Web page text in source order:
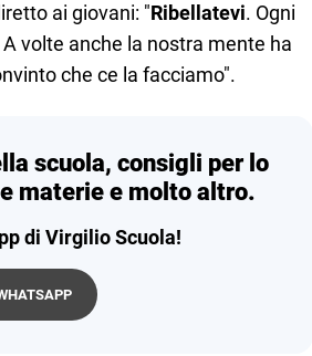
ai giovani: "Ribellatevi. Ogni
volte anche la nostra mente ha
che ce la facciamo".
scuola, consigli per lo
materie e molto altro.
di Virgilio Scuola!